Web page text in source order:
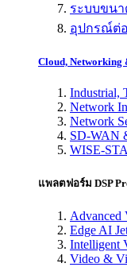
ระบบขนา
อุปกรณ์ต่
Cloud, Networking
Industrial,
Network
Network
SD-WAN
WISE-
แพลตฟอร์ม DSP
Advanced
Edge AI
Intelligent
Video &